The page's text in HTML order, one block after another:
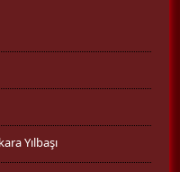
Yılbaşı